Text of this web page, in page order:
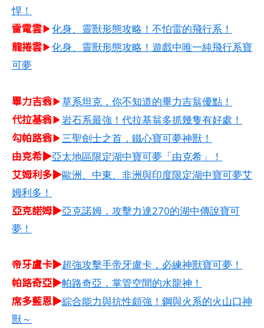
悍！
雷電雲▶化身、靈獸形態攻略！不怕雷的飛行系！
龍捲雲▶化身、靈獸形態攻略！遊戲中唯一純飛行系寶
可夢
畢力吉翁▶草系坦克，你不知道的畢力吉翁優點！
代拉基翁▶岩石系最強！代拉基翁多抓幾隻有好處！
勾帕路翁▶三聖劍士之首，鐵心寶可夢神獸！
由克希▶亞太地區限定湖中寶可夢「由克希」！
艾姆利多▶歐洲、中東、非洲與印度限定湖中寶可夢艾
姆利多！
亞克諾姆▶亞克諾姆，攻擊力達270的湖中傳說寶可
夢！
帝牙盧卡▶超強攻擊手帝牙盧卡，必練神獸寶可夢！
帕路奇亞▶帕路奇亞，掌管空間的水龍神！
席多藍恩▶綜合能力與抗性頗強！鋼與火系的火山口神
獸～